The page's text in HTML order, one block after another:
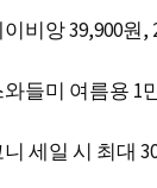
비앙 39,900원,
와들미 여름용 1
니 세일 시 최대